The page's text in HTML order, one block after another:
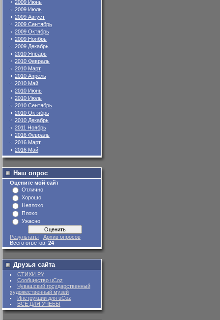
2009 Июнь
2009 Июль
2009 Август
2009 Сентябрь
2009 Октябрь
2009 Ноябрь
2009 Декабрь
2010 Январь
2010 Февраль
2010 Март
2010 Апрель
2010 Май
2010 Июнь
2010 Июль
2010 Сентябрь
2010 Октябрь
2010 Декабрь
2011 Ноябрь
2016 Февраль
2016 Март
2016 Май
Наш опрос
Оцените мой сайт
Отлично
Хорошо
Неплохо
Плохо
Ужасно
Результаты | Архив опросов
Всего ответов: 24
Друзья сайта
СТИХИ.РУ
Сообщество uCoz
Чувашский государственный
художественный музей
Инструкции для uCoz
ВСЁ ДЛЯ УЧЁБЫ